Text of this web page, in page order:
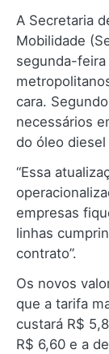
A Secretaria
Mobilidade
segunda-
cara.
necessários
do óleo
“Essa
empresas
linhas
contrato”.
Os novos
que a tarifa
custará R$
R$ 6,60 e a